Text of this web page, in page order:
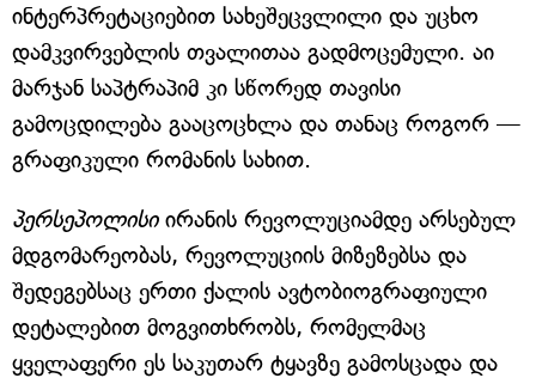
ინტერპრეტაციებით სახეშეცვლილი და უცხო
დამკვირვებლის თვალითაა გადმოცემული. აი
მარჯან საპტრაპიმ კი სწორედ თავისი
გამოცდილება გააცოცხლა და თანაც როგორ —
გრაფიკული რომანის სახით.
პერსეპოლისი ირანის რევოლუციამდე არსებულ
მდგომარეობას, რევოლუციის მიზეზებსა და
შედეგებსაც ერთი ქალის ავტობიოგრაფიული
დეტალებით მოგვითხრობს, რომელმაც
ყველაფერი ეს საკუთარ ტყავზე გამოსცადა და